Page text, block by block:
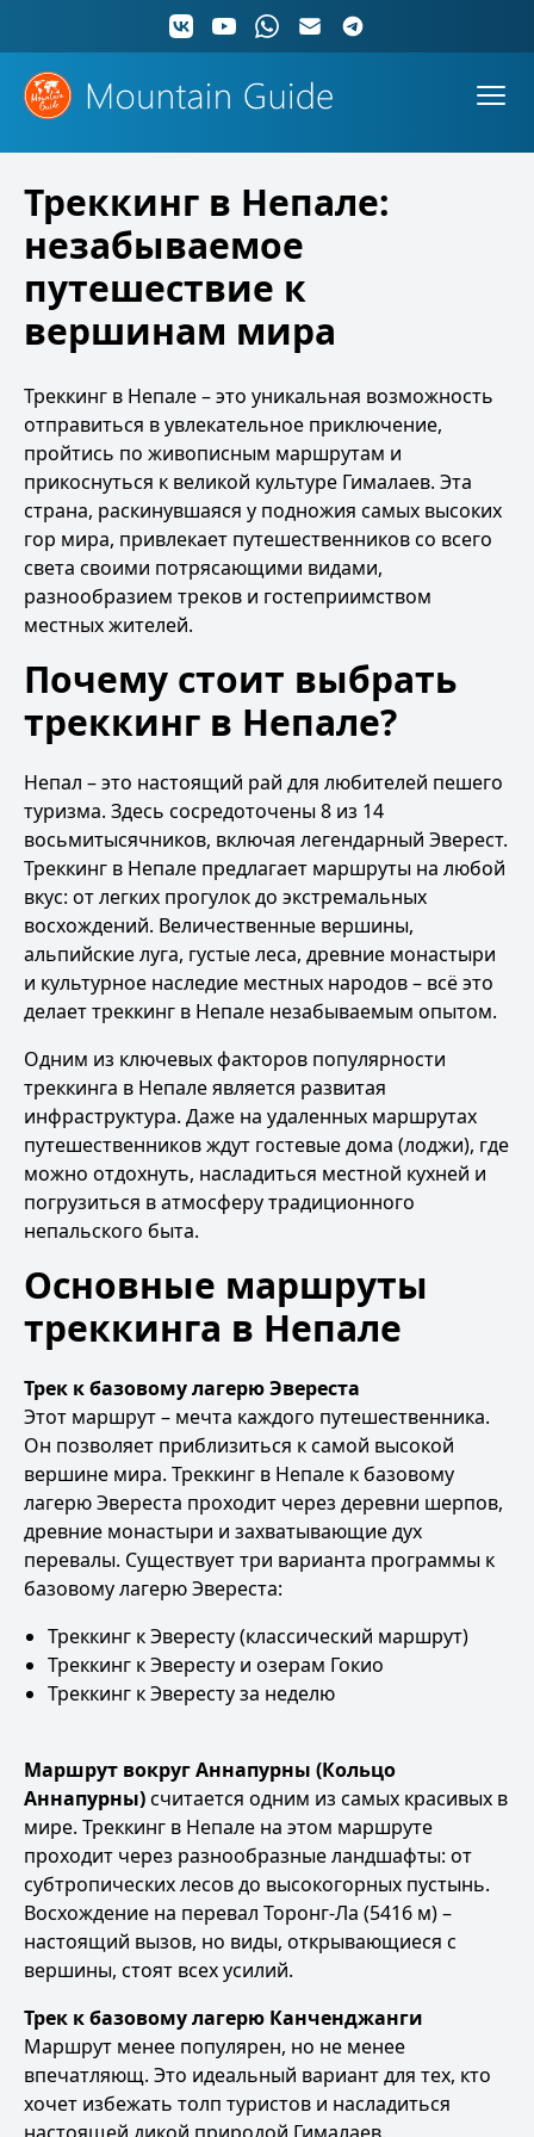
Треккинг в Непале:
незабываемое
путешествие к
вершинам мира
Треккинг в Непале – это уникальная возможность
отправиться в увлекательное приключение,
пройтись по живописным маршрутам и
прикоснуться к великой культуре Гималаев. Эта
страна, раскинувшаяся у подножия самых высоких
гор мира, привлекает путешественников со всего
света своими потрясающими видами,
разнообразием треков и гостеприимством
местных жителей.
Почему стоит выбрать
треккинг в Непале?
Непал – это настоящий рай для любителей пешего
туризма. Здесь сосредоточены 8 из 14
восьмитысячников, включая легендарный Эверест.
Треккинг в Непале предлагает маршруты на любой
вкус: от легких прогулок до экстремальных
восхождений. Величественные вершины,
альпийские луга, густые леса, древние монастыри
и культурное наследие местных народов – всё это
делает треккинг в Непале незабываемым опытом.
Одним из ключевых факторов популярности
треккинга в Непале является развитая
инфраструктура. Даже на удаленных маршрутах
путешественников ждут гостевые дома (лоджи), где
можно отдохнуть, насладиться местной кухней и
погрузиться в атмосферу традиционного
непальского быта.
Основные маршруты
треккинга в Непале
Трек к базовому лагерю Эвереста
Этот маршрут – мечта каждого путешественника.
Он позволяет приблизиться к самой высокой
вершине мира. Треккинг в Непале к базовому
лагерю Эвереста проходит через деревни шерпов,
древние монастыри и захватывающие дух
перевалы. Существует три варианта программы к
базовому лагерю Эвереста:
Треккинг к Эвересту (классический маршрут)
Треккинг к Эвересту и озерам Гокио
Треккинг к Эвересту за неделю
Маршрут вокруг Аннапурны (Кольцо
Аннапурны)считается одним из самых красивых в
мире. Треккинг в Непале на этом маршруте
проходит через разнообразные ландшафты: от
субтропических лесов до высокогорных пустынь.
Восхождение на перевал Торонг-Ла (5416 м) –
настоящий вызов, но виды, открывающиеся с
вершины, стоят всех усилий.
Трек к базовому лагерю Канченджанги
Маршрут менее популярен, но не менее
впечатляющ. Это идеальный вариант для тех, кто
хочет избежать толп туристов и насладиться